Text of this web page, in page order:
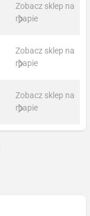
Zobacz sklep na
mapie
Zobacz sklep na
mapie
Zobacz sklep na
mapie